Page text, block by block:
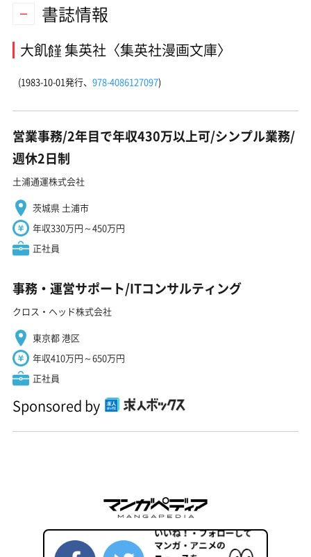
書誌情報
大飢饉 集英社〈集英社漫画文庫〉
(1983-10-01発行、 978-4086127097)
営業事務/2年目で年収430万以上可/シンプル業務/
週休2日制
土浦通運株式会社
茨城県 土浦市
年収330万円～450万円
正社員
事務・運営サポート/ITコンサルティング
クロス・ヘッド株式会社
東京都 港区
年収410万円～650万円
正社員
Sponsored by